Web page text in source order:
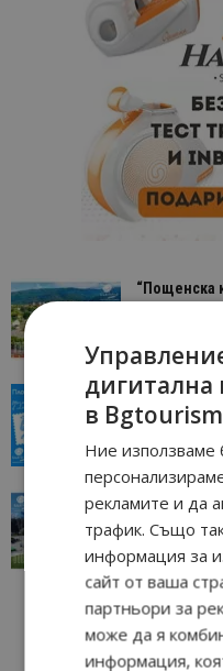
“Пощенска
“Пощенска
всички
“Пощенска
дигитална
в
Ние използваме
рекламите и да
трафик. Също
информация за
сайт от ваша
партньори за
може да я
информация,